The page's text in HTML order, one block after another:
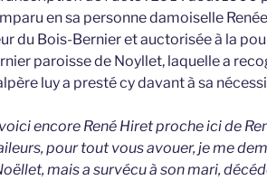
en sa personne damoiselle
du Bois-Bernier et auctorisée à la
paroisse de Noyllet, laquelle a
luy a presté cy davant à sa
encore René Hiret proche ici de
pour tout vous avouer, je me
mais a survécu à son mari,